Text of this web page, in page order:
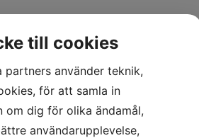
till cookies
partners använder teknik,
för att samla in
om dig för olika ändamål,
användarupplevelse,